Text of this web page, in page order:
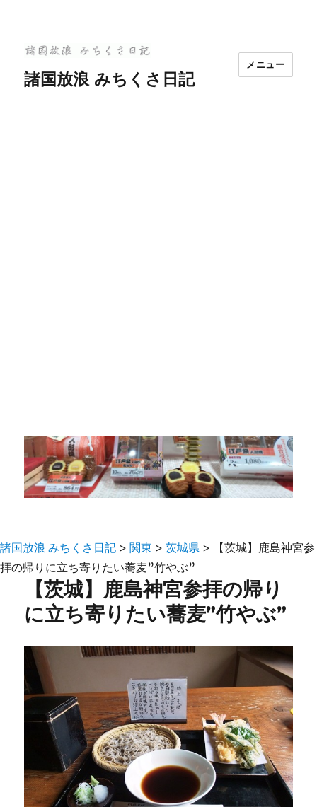
諸国放浪 みちくさ日記
メニュー
諸国放浪 みちくさ日記 > 関東 > 茨城県 >
【茨城】鹿島神宮参
拝の帰りに立ち寄りたい蕎麦”竹やぶ”
【茨城】鹿島神宮参拝の帰り
に立ち寄りたい蕎麦”竹やぶ”